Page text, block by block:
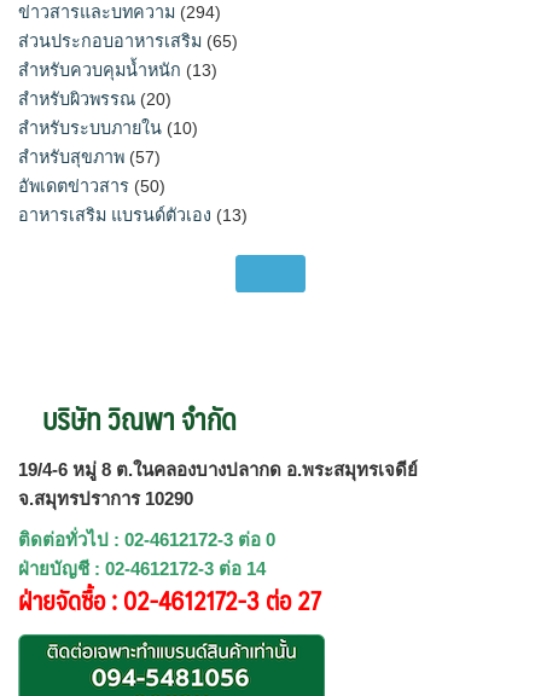
ข่าวสารและบทความ (294)
ส่วนประกอบอาหารเสริม (65)
สำหรับควบคุมน้ำหนัก (13)
สำหรับผิวพรรณ (20)
สำหรับระบบภายใน (10)
สำหรับสุขภาพ (57)
อัพเดตข่าวสาร (50)
อาหารเสริม แบรนด์ตัวเอง (13)
บริษัท วิณพา จำกัด
19/4-6 หมู่ 8 ต.ในคลองบางปลากด อ.พระสมุทรเจดีย์
จ.สมุทรปราการ 10290
ติดต่อทั่วไป : 02-4612172-3 ต่อ 0
ฝ่ายบัญชี : 02-4612172-3 ต่อ 14
ฝ่ายจัดซื้อ : 02-4612172-3 ต่อ 27